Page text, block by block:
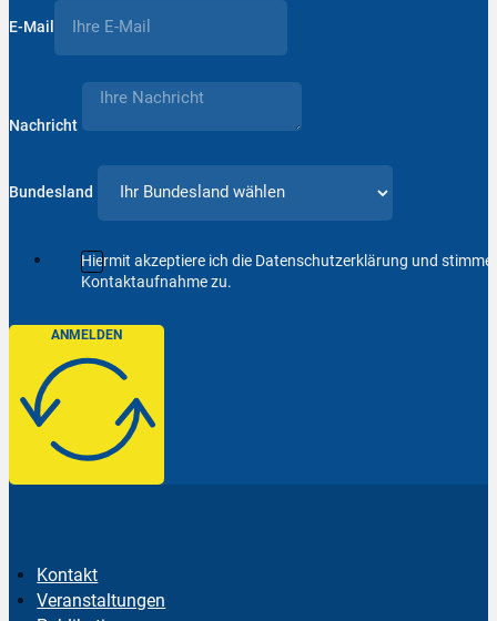
E-Mail
Nachricht
Bundesland
Hiermit akzeptiere ich die Datenschutzerklärung und
Kontaktaufnahme zu.
ANMELDEN
Kontakt
Veranstaltungen